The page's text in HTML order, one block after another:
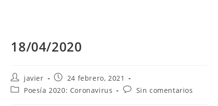
18/04/2020
javier
24 febrero, 2021
Poesía 2020: Coronavirus
Sin comentarios